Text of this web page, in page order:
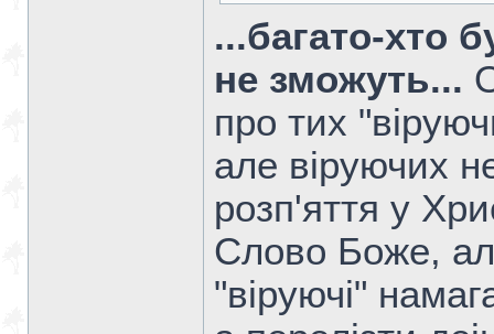
...багато-хто
не зможуть...
про тих
але віруючих
розп'яття у
Слово Боже,
"віруючі"